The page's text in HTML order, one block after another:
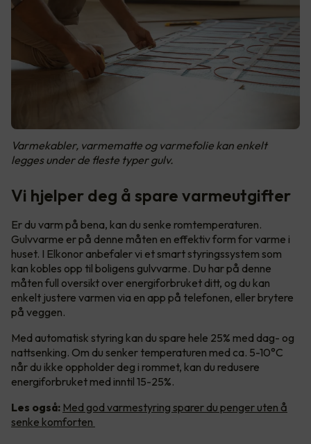
Varmekabler, varmematte og varmefolie kan enkelt
legges under de fleste typer gulv.
Vi hjelper deg å spare varmeutgifter
Er du varm på bena, kan du senke romtemperaturen.
Gulvvarme er på denne måten en effektiv form for varme i
huset. I Elkonor anbefaler vi et smart styringssystem som
kan kobles opp til boligens gulvvarme. Du har på denne
måten full oversikt over energiforbruket ditt, og du kan
enkelt justere varmen via en app på telefonen, eller brytere
på veggen.
Med automatisk styring kan du spare hele 25% med dag- og
nattsenking. Om du senker temperaturen med ca. 5-10°C
når du ikke oppholder deg i rommet, kan du redusere
energiforbruket med inntil 15-25%.
Les også: Med god varmestyring sparer du penger uten å
senke komforten